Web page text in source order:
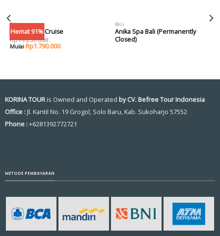
Hemat 91%
BALI
Bali Hai Day Cruise
Rp19.250.000
Rp1.790.000
OUT OF STOCK
BALI
Anika Spa Bali (Permanently
Closed)
KORINA TOURis Owned and Operated by CV. Befree Tour Indonesia
Office :Jl. Kantil No. 19 Grogol, Solo Baru, Kab. Sukoharjo 57552
Phone :+6281392772721
METODE PEMBAYARAN